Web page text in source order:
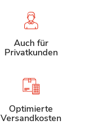
Auch für
Privatkunden
Optimierte
Versandkosten